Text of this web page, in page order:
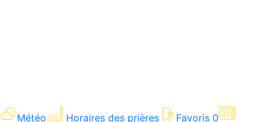
Météo Horaires des prières Favoris 0